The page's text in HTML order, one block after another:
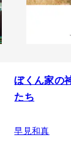
ぼくん家の
たち
早見和真